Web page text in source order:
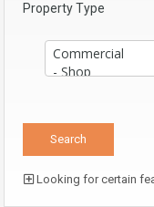
Property Type
Looking for certain